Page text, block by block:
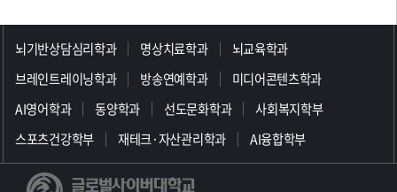
뇌기반상담심리학과 명상치료학과
뇌교육학과
브레인트레이닝학과
방송연예학과
미디어콘텐츠학과
AI영어학과
동양학과 선도문화학과
사회복지학부
스포츠건강학부
재테크·자산관리학과 AI융합학부